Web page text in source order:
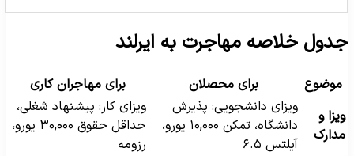
خلاصه مهاجرت به ایرلند
موضوع برای محصلان
برای مهاجران کاری
ویزا و
مدارک
ویزای دانشجویی: پذیرش
دانشگاه، تمکن ۱۰,۰۰۰ یورو،
آیلتس ۶.۵
ویزای کار: پیشنهاد شغلی،
حداقل حقوق ۳۰,۰۰۰ یورو،
رزومه